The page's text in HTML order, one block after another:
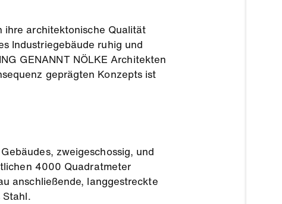
ihre architektonische Qualität
Industriegebäude ruhig und
GENANNT NÖLKE Architekten
geprägten Konzepts ist
zweigeschossig, und
4000 Quadratmeter
anschließende, langgestreckte